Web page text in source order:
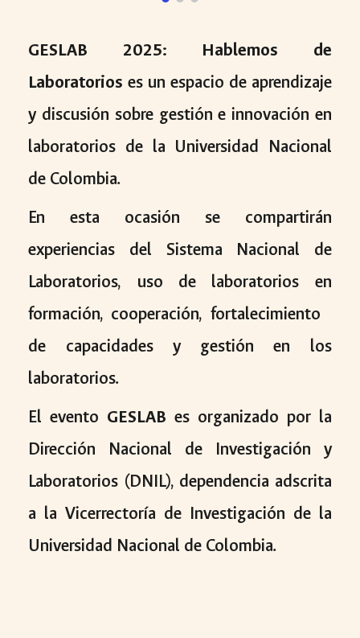
GESLAB 2025: Hablemos de
Laboratorios es un espacio de aprendizaje
y discusión sobre gestión e innovación en
laboratorios de la Universidad Nacional
de Colombia.
En esta ocasión se compartirán
experiencias del Sistema Nacional de
Laboratorios, uso de laboratorios en
formación, cooperación, fortalecimiento
de capacidades y gestión en los
laboratorios.
El evento GESLABes organizado por la
Dirección Nacional de Investigación y
Laboratorios (DNIL), dependencia adscrita
a la Vicerrectoría de Investigación de la
Universidad Nacional de Colombia.